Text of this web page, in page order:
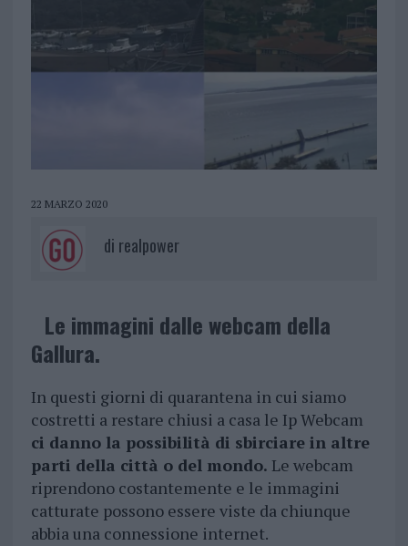
22 MARZO 2020
di realpower
Le immagini dalle webcam della
Gallura.
In questi giorni di quarantena in cui siamo
costretti a restare chiusi a casa le Ip Webcam
ci danno la possibilità di sbirciare in altre
parti della città o del mondo. Le webcam
riprendono costantemente e le immagini
catturate possono essere viste da chiunque
abbia una connessione internet.